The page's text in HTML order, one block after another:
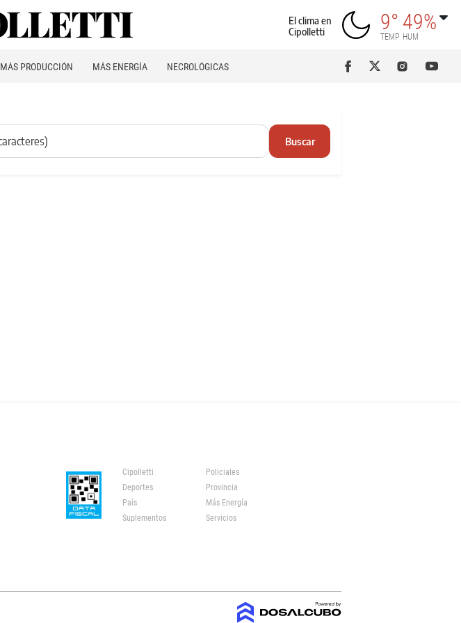
El clima en
Cipolletti
9°
TEMP
49%
HUM
MÁS PRODUCCIÓN MÁS ENERGÍA NECROLÓGICAS
Buscar
Cipolletti
Policiales
Deportes
Provincia
País
Más Energía
Suplementos
Servicios